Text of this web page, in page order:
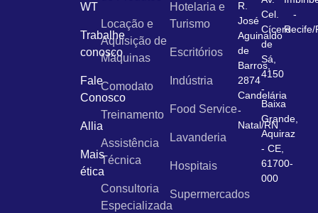
WT
Trabalhe
conosco
Fale
Conosco
Allia
Mais
ética
Locação e
Aquisição de
Máquinas
Comodato
Treinamento
Assistência
Técnica
Consultoria
Especializada
Hotelaria e
Turismo
Escritórios
Indústria
Food Service
Lavanderia
Hospitais
Supermercados
R.
José
Aguinaldo
de
Barros,
2874
Candelária
-
Natal/RN
Cel.
Cícero
de
Sá,
4150
-
Baixa
Grande,
Aquiraz
- CE,
61700-
000
-
Recife/